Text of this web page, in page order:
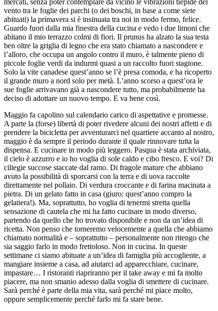
mercati, senza poter contemplare da vicino le vibrazioni tiepide del
vento tra le foglie dei parchi (o dei boschi, in base a come siete
abituati) la primavera si è insinuata tra noi in modo fermo, felice.
Guardo fuori dalla mia finestra della cucina e vedo i due limoni che
abitano il mio terrazzo colmi di fiori. Il prunus ha alzato la sua testa
ben oltre la griglia di legno che era stato chiamato a nascondere e
l’alloro, che occupa un angolo contro il muro, è talmente pieno di
piccole foglie verdi da indurmi quasi a un raccolto fuori stagione.
Solo la vite canadese quest’anno se l’è presa comoda, e ha ricoperto
il grande muro a nord solo per metà. L’anno scorso a quest’ora le
sue foglie arrivavano già a nascondere tutto, ma probabilmente ha
deciso di adottare un nuovo tempo. E va bene così.
Maggio fa capolino sul calendario carico di aspettative e promesse.
A parte la (forse) libertà di poter rivedere alcuni dei nostri affetti e di
prendere la bicicletta per avventurarci nel quartiere accanto al nostro,
maggio è da sempre il periodo durante il quale rinnovare tutta la
dispensa. E cucinare in modo più leggero. Pasqua è stata archiviata,
il cielo è azzurro e io ho voglia di sole caldo e cibo fresco. E voi? Di
ciliegie succose staccate dal ramo. Di fragole mature che abbiano
avuto la possibilità di sporcarsi con la terra e di uova raccolte
direttamente nel pollaio. Di verdura croccante e di farina macinata a
pietra. Di un gelato fatto in casa (giuro: quest’anno compro la
gelatiera!). Ma, soprattutto, ho voglia di tenermi stretta quella
sensazione di cautela che mi ha fatto cucinare in modo diverso,
partendo da quello che ho trovato disponibile e non da un’idea di
ricetta. Non penso che torneremo velocemente a quella che abbiamo
chiamato normalità e – soprattutto – personalmente non ritengo che
sia saggio farlo in modo frettoloso. Non in cucina. In queste
settimane ci siamo abituate a un’idea di famiglia più accogliente, a
mangiare insieme a casa, ad aiutarci ad apparecchiare, cucinare,
impastare… I ristoranti riapriranno per il take away e mi fa molto
piacere, ma non smanio adesso dalla voglia di smettere di cucinare.
Sarà perché è parte della mia vita, sarà perché mi piace molto,
oppure semplicemente perché farlo mi fa stare bene.